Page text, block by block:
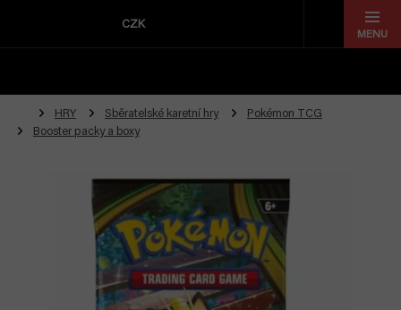
CZK
HRY Sběratelské karetní hry
Pokémon TCG
Booster packy a boxy